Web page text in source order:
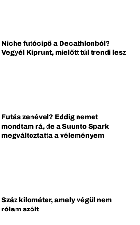
Niche futócipő a Decathlonból?
Vegyél Kiprunt, mielőtt túl trendi lesz
Futás zenével? Eddig nemet
mondtam rá, de a Suunto Spark
megváltoztatta a véleményem
Száz kilométer, amely végül nem
rólam szólt